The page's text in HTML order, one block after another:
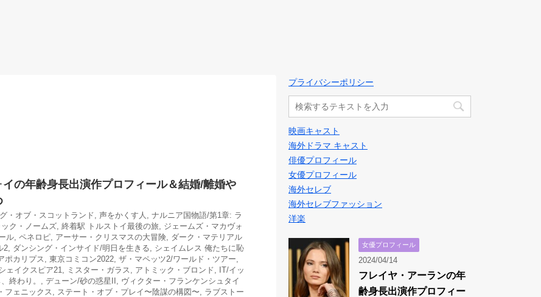
の年齢身長出演作プロフィール＆結婚/離婚や
・オブ・スコットランド, 声をかくす人 , ナルニア国物語/第1章: ラ
ク・ノームズ, 終着駅 トルストイ最後の旅, ジェームズ・マカヴォ
ル, ペネロピ, アーサー・クリスマスの大冒険, ダーク・マテリアル
2, ダンシング・インサイド/明日を生きる, シェイムレス 俺たちに恥
ポカリプス, 東京コミコン2022, ザ・マペッツ2/ワールド・ツアー,
ェイクスピア21, ミスター・ガラス, アトミック・ブロンド, IT/イッ
終わり。 , デューン/砂の惑星II , ヴィクター・フランケンシュタイ
フェニックス, ステート・オブ・プレイ〜陰謀の構図〜, ラブストー
プライバシーポリシー
映画キャスト
海外ドラマ キャスト
俳優プロフィール
女優プロフィール
海外セレブ
海外セレブファッション
洋楽
女優プロフィール
2024/04/14
フレイヤ・アーランの年
齢身長出演作プロフィー